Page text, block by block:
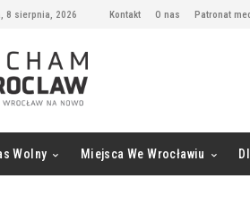
8 sierpnia, 2026 Kontakt O nas Patronat
Wolny Miejsca We Wrocławiu